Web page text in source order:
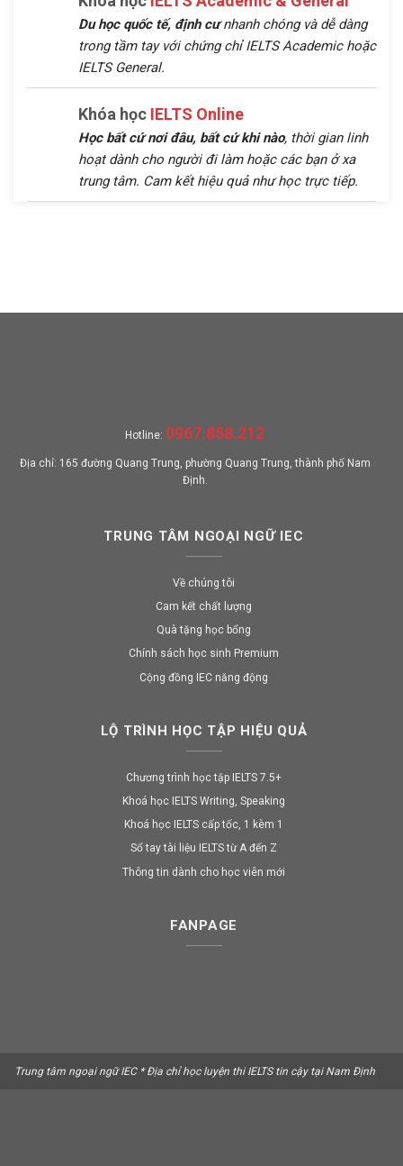
Du học quốc tế, định cưnhanh chóng và dễ dàng
trong tầm tay với chứng chỉ IELTS Academic hoặc
IELTS General.
Khóa học IELTS Online
Học bất cứ nơi đâu, bất cứ khi nào, thời gian linh
hoạt dành cho người đi làm hoặc các bạn ở xa
trung tâm. Cam kết hiệu quả như học trực tiếp.
Hotline: 0967.858.212
Địa chỉ: 165 đường Quang Trung, phường Quang Trung, thành phố Nam
Định.
TRUNG TÂM NGOẠI NGỮ IEC
Về chúng tôi
Cam kết chất lượng
Quà tặng học bổng
Chính sách học sinh Premium
Cộng đồng IEC năng động
LỘ TRÌNH HỌC TẬP HIỆU QUẢ
Chương trình học tập IELTS 7.5+
Khoá học IELTS Writing, Speaking
Khoá học IELTS cấp tốc, 1 kèm 1
Sổ tay tài liệu IELTS từ A đến Z
Thông tin dành cho học viên mới
FANPAGE
Trung tâm ngoại ngữ IEC * Địa chỉ học luyện thi IELTS tin cậy tại Nam Định